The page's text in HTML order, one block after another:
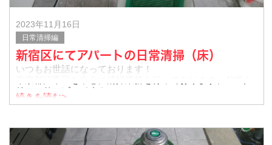
2023年11月16日
日常清掃編
新宿区にてアパートの日常清掃（床）
いつもお世話になっております！
リーンサービスです！
作業中の様子です。
続きを読む>